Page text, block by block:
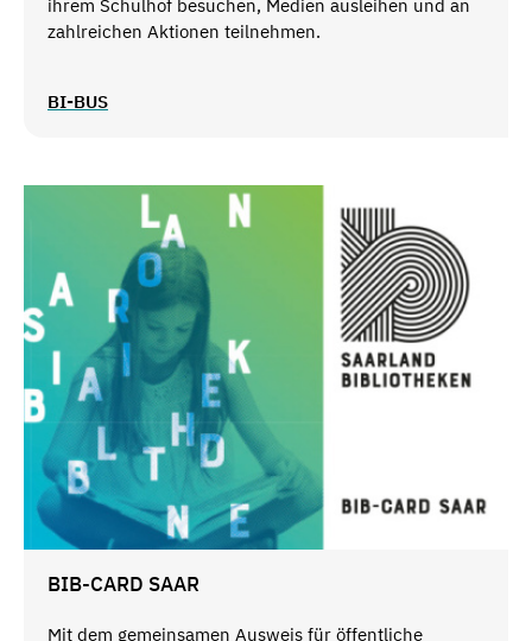
ihrem Schulhof besuchen, Medien ausleihen und an
zahlreichen Aktionen teilnehmen.
BI-BUS
BIB-CARD SAAR
Mit dem gemeinsamen Ausweis für öffentliche